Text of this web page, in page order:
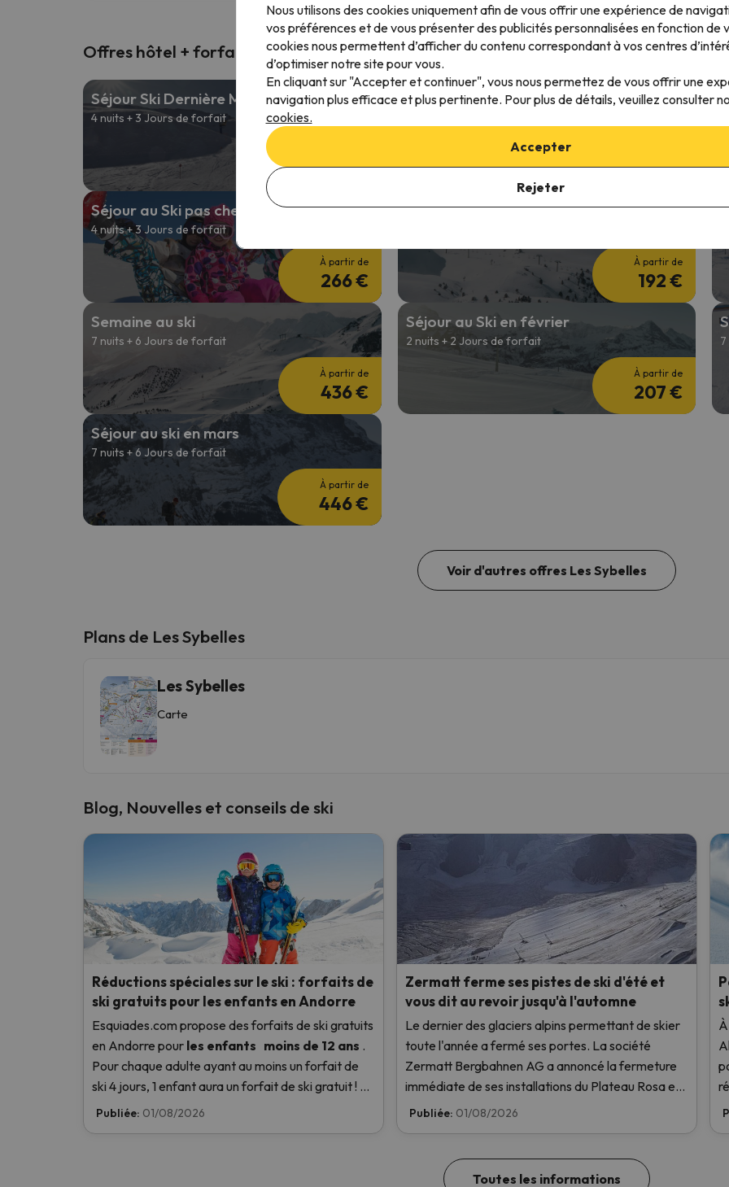
Offres hôtel + forfait ski
Séjour Ski Dernière Minute
4 nuits + 3 Jours de forfait
288 €
Offres de ski 26/27
192 €
Séjour au Ski pas cher en janvier
4 nuits + 3 Jours de forfait
À partir de
266 €
Week-end au ski
À partir de
192 €
Semaine au ski
7 nuits + 6 Jours de forfait
À partir de
436 €
Séjour au Ski en février
2 nuits + 2 Jours de forfait
À partir de
207 €
Séjour au ski en mars
7 nuits + 6 Jours de forfait
À partir de
446 €
Voir d'autres offres Les Sybelles
Plans de Les Sybelles
Les Sybelles
Carte
Blog, Nouvelles et conseils de ski
Réductions spéciales sur le ski : forfaits de
ski gratuits pour les enfants en Andorre
Esquiades.com propose des forfaits de ski gratuits
en Andorre pour les enfants moins de 12 ans .
Pour chaque adulte ayant au moins un forfait de
ski 4 jours, 1 enfant aura un forfait de ski gratuit ! En
savoir plus ici.
Publiée: 01/08/2026
Zermatt ferme ses pistes de ski d'été et
vous dit au revoir jusqu'à l'automne
Le dernier des glaciers alpins permettant de skier
toute l'année a fermé ses portes. La société
Zermatt Bergbahnen AG a annoncé la fermeture
immédiate de ses installations du Plateau Rosa en
raison des températures élevées, sans même les
Publiée: 01/08/2026
Toutes les informations
Nous utilisons des cookies uniquement afin de vous offrir une expérience de
vos préférences et de vous présenter des publicités personnalisées en fonction de
cookies nous permettent d’afficher du contenu correspondant à vos centres
d’optimiser notre site pour vous.
En cliquant sur "Accepter et continuer", vous nous permettez de vous offrir une
navigation plus efficace et plus pertinente. Pour plus de détails, veuillez consulter
cookies.
Accepter
Rejeter